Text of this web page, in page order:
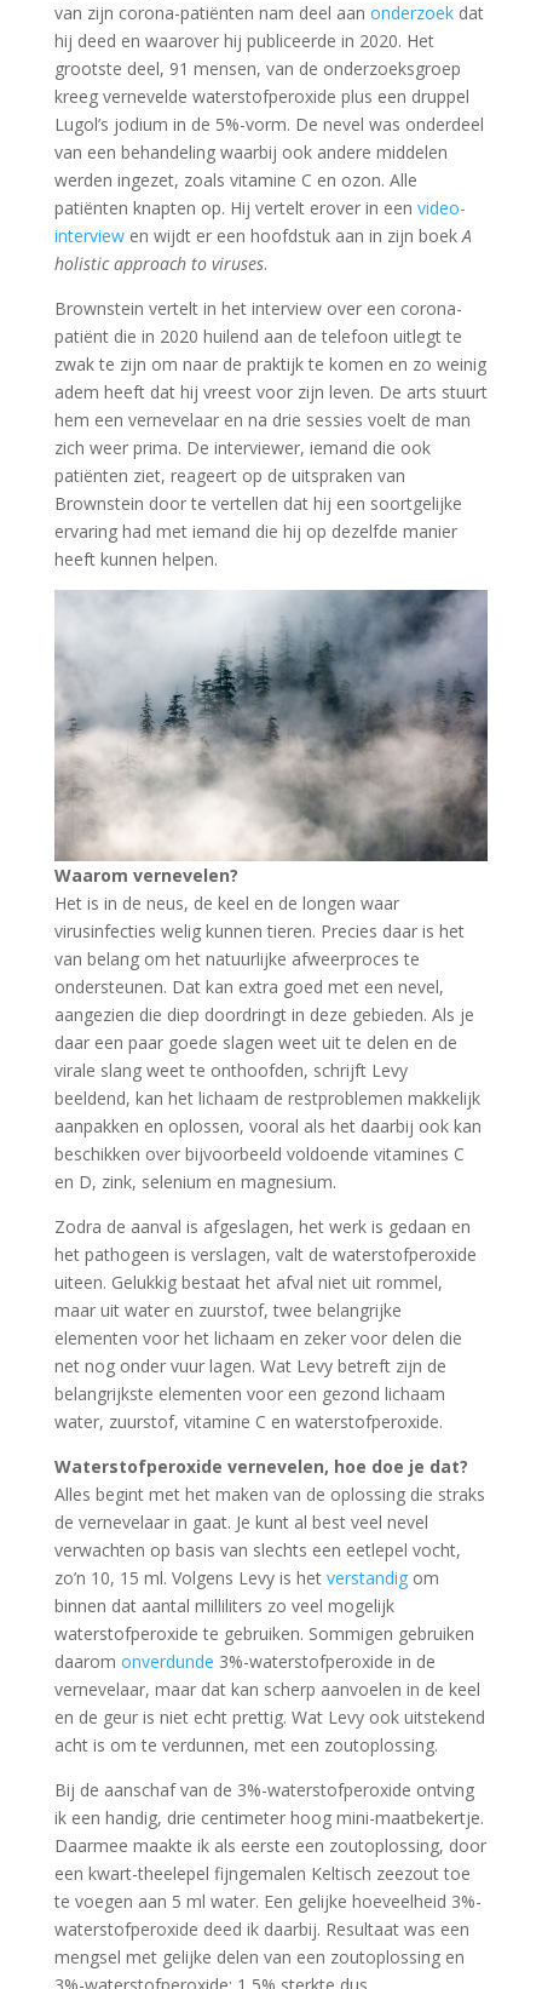
van zijn corona-patiënten nam deel aan onderzoekdat
hij deed en waarover hij publiceerde in 2020. Het
grootste deel, 91 mensen, van de onderzoeksgroep
kreeg vernevelde waterstofperoxide plus een druppel
Lugol’s jodium in de 5%-vorm. De nevel was onderdeel
van een behandeling waarbij ook andere middelen
werden ingezet, zoals vitamine C en ozon. Alle
patiënten knapten op. Hij vertelt erover in een video-
interviewen wijdt er een hoofdstuk aan in zijn boekA
holistic approach to viruses.
Brownstein vertelt in het interview over een corona-
patiënt die in 2020 huilend aan de telefoon uitlegt te
zwak te zijn om naar de praktijk te komen en zo weinig
adem heeft dat hij vreest voor zijn leven. De arts stuurt
hem een vernevelaar en na drie sessies voelt de man
zich weer prima. De interviewer, iemand die ook
patiënten ziet, reageert op de uitspraken van
Brownstein door te vertellen dat hij een soortgelijke
ervaring had met iemand die hij op dezelfde manier
heeft kunnen helpen.
Waarom vernevelen?
Het is in de neus, de keel en de longen waar
virusinfecties welig kunnen tieren. Precies daar is het
van belang om het natuurlijke afweerproces te
ondersteunen. Dat kan extra goed met een nevel,
aangezien die diep doordringt in deze gebieden. Als je
daar een paar goede slagen weet uit te delen en de
virale slang weet te onthoofden, schrijft Levy
beeldend, kan het lichaam de restproblemen makkelijk
aanpakken en oplossen, vooral als het daarbij ook kan
beschikken over bijvoorbeeld voldoende vitamines C
en D, zink, selenium en magnesium.
Zodra de aanval is afgeslagen, het werk is gedaan en
het pathogeen is verslagen, valt de waterstofperoxide
uiteen. Gelukkig bestaat het afval niet uit rommel,
maar uit water en zuurstof, twee belangrijke
elementen voor het lichaam en zeker voor delen die
net nog onder vuur lagen. Wat Levy betreft zijn de
belangrijkste elementen voor een gezond lichaam
water, zuurstof, vitamine C en waterstofperoxide.
Waterstofperoxide vernevelen, hoe doe je dat?
Alles begint met het maken van de oplossing die straks
de vernevelaar in gaat. Je kunt al best veel nevel
verwachten op basis van slechts een eetlepel vocht,
zo’n 10, 15 ml. Volgens Levy is het verstandigom
binnen dat aantal milliliters zo veel mogelijk
waterstofperoxide te gebruiken. Sommigen gebruiken
daarom onverdunde 3%-waterstofperoxide in de
vernevelaar, maar dat kan scherp aanvoelen in de keel
en de geur is niet echt prettig. Wat Levy ook uitstekend
acht is om te verdunnen, met een zoutoplossing.
Bij de aanschaf van de 3%-waterstofperoxide ontving
ik een handig, drie centimeter hoog mini-maatbekertje.
Daarmee maakte ik als eerste een zoutoplossing, door
een kwart-theelepel fijngemalen Keltisch zeezout toe
te voegen aan 5 ml water. Een gelijke hoeveelheid 3%-
waterstofperoxide deed ik daarbij. Resultaat was een
mengsel met gelijke delen van een zoutoplossing en